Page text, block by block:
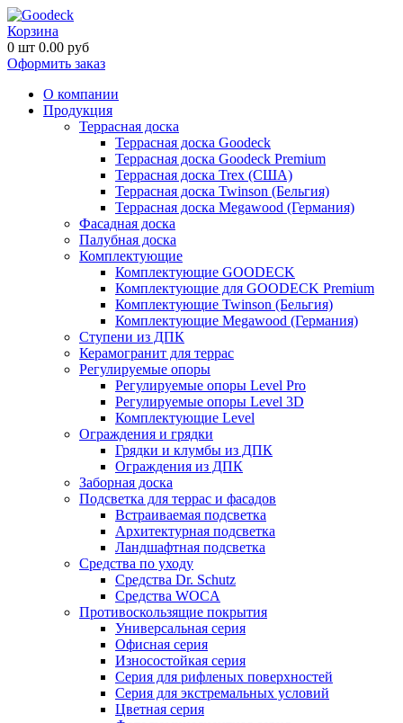
Корзина
0 шт 0.00 руб
Оформить заказ
О компании
Продукция
Террасная доска
Террасная доска Goodeck
Террасная доска Goodeck Premium
Террасная доска Trex (США)
Террасная доска Twinson (Бельгия)
Террасная доска Megawood (Германия)
Фасадная доска
Палубная доска
Комплектующие
Комплектующие GOODECK
Комплектующие для GOODECK Premium
Комплектующие Twinson (Бельгия)
Комплектующие Megawood (Германия)
Ступени из ДПК
Керамогранит для террас
Регулируемые опоры
Регулируемые опоры Level Pro
Регулируемые опоры Level 3D
Комплектующие Level
Ограждения и грядки
Грядки и клумбы из ДПК
Ограждения из ДПК
Заборная доска
Подсветка для террас и фасадов
Встраиваемая подсветка
Архитектурная подсветка
Ландшафтная подсветка
Средства по уходу
Средства Dr. Schutz
Средства WOCA
Противоскользящие покрытия
Универсальная серия
Офисная серия
Износостойкая серия
Серия для рифленых поверхностей
Серия для экстремальных условий
Цветная серия